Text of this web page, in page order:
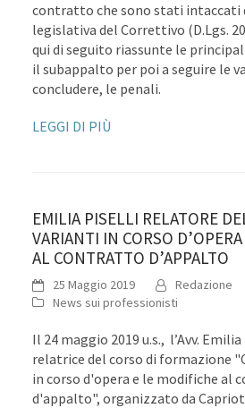
contratto che sono stati intaccati
legislativa del Correttivo (D.Lgs.
qui di seguito riassunte le
il subappalto per poi a seguire le
concludere, le penali.
LEGGI DI PIÙ
EMILIA PISELLI RELATORE
VARIANTI IN CORSO
AL CONTRATTO D’APPALTO
25 Maggio 2019
Redazione
News sui professionisti
Il 24 maggio 2019 u.s., l’Avv.
relatrice del corso di formazione
in corso d'opera e le modifiche al
d'appalto", organizzato da